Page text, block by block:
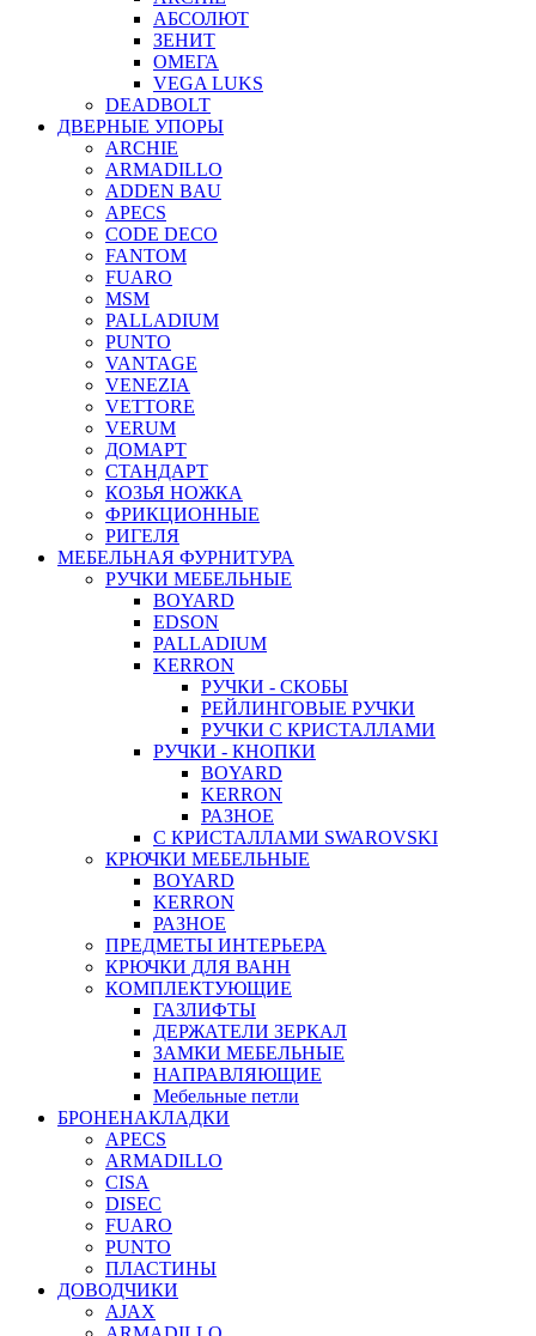
АБСОЛЮТ
ЗЕНИТ
ОМЕГА
VEGA LUKS
DEADBOLT
ДВЕРНЫЕ УПОРЫ
ARCHIE
ARMADILLO
ADDEN BAU
APECS
CODE DECO
FANTOM
FUARO
MSM
PALLADIUM
PUNTO
VANTAGE
VENEZIA
VETTORE
VERUM
ДОМАРТ
СТАНДАРТ
КОЗЬЯ НОЖКА
ФРИКЦИОННЫЕ
РИГЕЛЯ
МЕБЕЛЬНАЯ ФУРНИТУРА
РУЧКИ МЕБЕЛЬНЫЕ
BOYARD
EDSON
PALLADIUM
KERRON
РУЧКИ - СКОБЫ
РЕЙЛИНГОВЫЕ РУЧКИ
РУЧКИ С КРИСТАЛЛАМИ
РУЧКИ - КНОПКИ
BOYARD
KERRON
РАЗНОЕ
С КРИСТАЛЛАМИ SWAROVSKI
КРЮЧКИ МЕБЕЛЬНЫЕ
BOYARD
KERRON
РАЗНОЕ
ПРЕДМЕТЫ ИНТЕРЬЕРА
КРЮЧКИ ДЛЯ ВАНН
КОМПЛЕКТУЮЩИЕ
ГАЗЛИФТЫ
ДЕРЖАТЕЛИ ЗЕРКАЛ
ЗАМКИ МЕБЕЛЬНЫЕ
НАПРАВЛЯЮЩИЕ
Мебельные петли
БРОНЕНАКЛАДКИ
APECS
ARMADILLO
CISA
DISEC
FUARO
PUNTO
ПЛАСТИНЫ
ДОВОДЧИКИ
AJAX